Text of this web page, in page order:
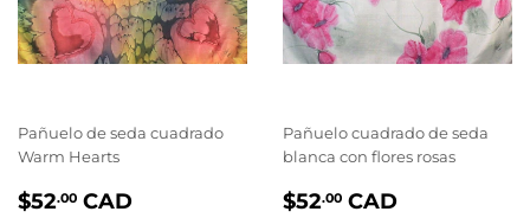
Pañuelo de seda cuadrado
Warm Hearts
PRIX
$52.00 CAD
Pañuelo cuadrado de seda
blanca con flores rosas
PRIX
$52.00 CAD